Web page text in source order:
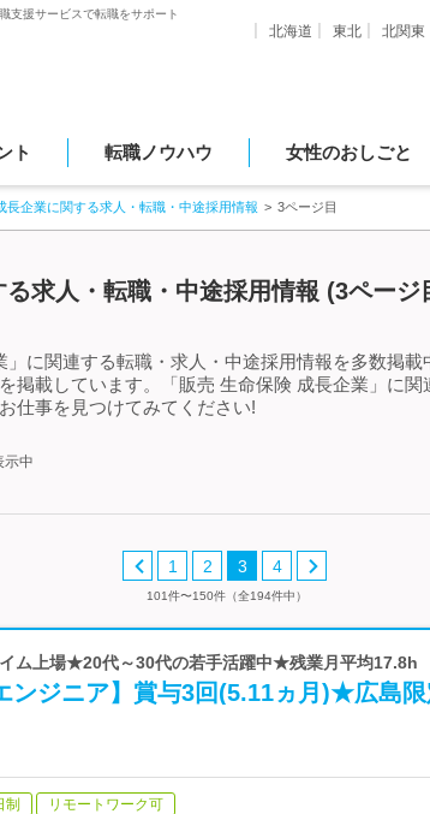
支援サービスで転職をサポート
北海道 東北 北関東
ト 転職ノウハウ 女性のおしごと
長企業に関する求人・転職・中途採用情報 3ページ目
求人・転職・中途採用情報 (3ページ
に関連する転職・求人・中途採用情報を多数掲
掲載しています。「販売 生命保険 成長企業」に
仕事を見つけてみてください!
示中
1 2 3 4
101件〜150件（全194件中）
ム上場★20代～30代の若手活躍中★残業月平均17.8h
ジニア】賞与3回(5.11ヵ月)★広島限
制 リモートワーク可